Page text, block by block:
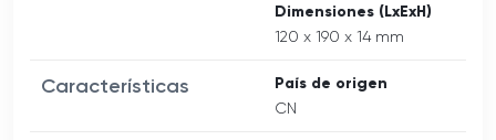
Dimensiones (LxExH)
120 x 190 x 14 mm
Características País de origen
CN